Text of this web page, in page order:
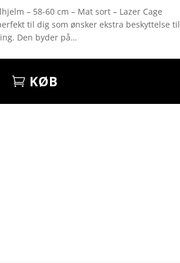
– 58-60 cm – Mat sort – Lazer Cage
til dig som ønsker ekstra beskyttelse til
Den byder på…
KØB